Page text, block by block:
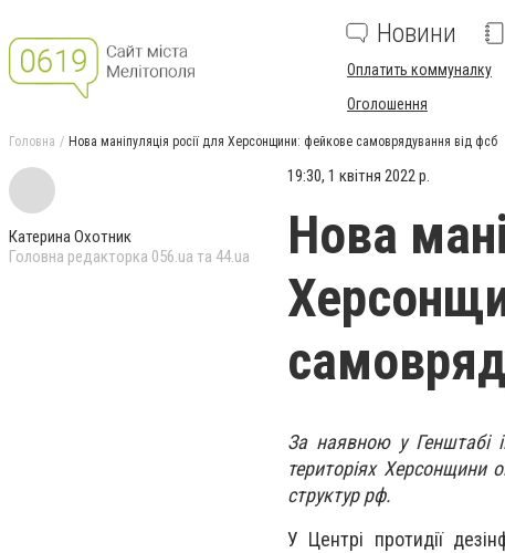
Новини
Оплатить коммуналку
Оголошення
Головна Нова маніпуляція росії для Херсонщини: фейкове самоврядування від фсб
Катерина Охотник
Головна редакторка 056.ua та 44.ua
19:30, 1 квітня 2022 р.
Нова
За наявною у Генштабі
територіях Херсонщини
структур рф.
У Центрі протидії